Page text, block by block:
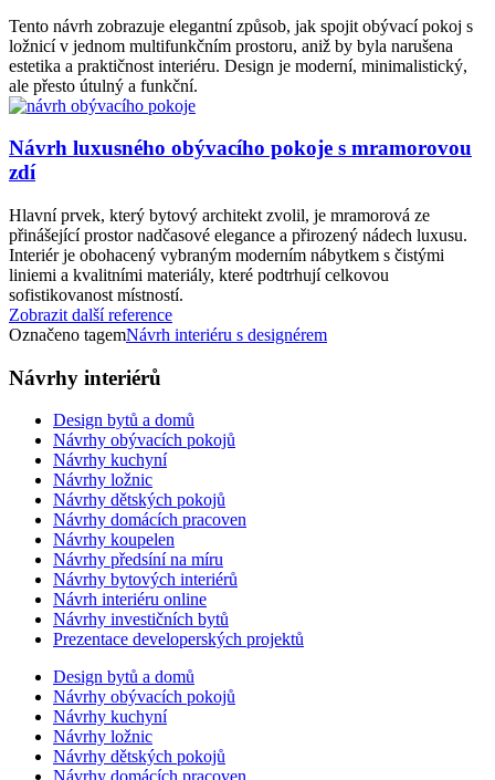
Tento návrh zobrazuje elegantní způsob, jak spojit obývací pokoj s
ložnicí v jednom multifunkčním prostoru, aniž by byla narušena
estetika a praktičnost interiéru. Design je moderní, minimalistický,
ale přesto útulný a funkční.
Návrh luxusného obývacího pokoje s mramorovou
zdí
Hlavní prvek, který bytový architekt zvolil, je mramorová ze
přinášející prostor nadčasové elegance a přirozený nádech luxusu.
Interiér je obohacený vybraným moderním nábytkem s čistými
liniemi a kvalitními materiály, které podtrhují celkovou
sofistikovanost místností.
Zobrazit další reference
Označeno tagemNávrh interiéru s designérem
Návrhy interiérů
Design bytů a domů
Návrhy obývacích pokojů
Návrhy kuchyní
Návrhy ložnic
Návrhy dětských pokojů
Návrhy domácích pracoven
Návrhy koupelen
Návrhy předsíní na míru
Návrhy bytových interiérů
Návrh interiéru online
Návrhy investičních bytů
Prezentace developerských projektů
Design bytů a domů
Návrhy obývacích pokojů
Návrhy kuchyní
Návrhy ložnic
Návrhy dětských pokojů